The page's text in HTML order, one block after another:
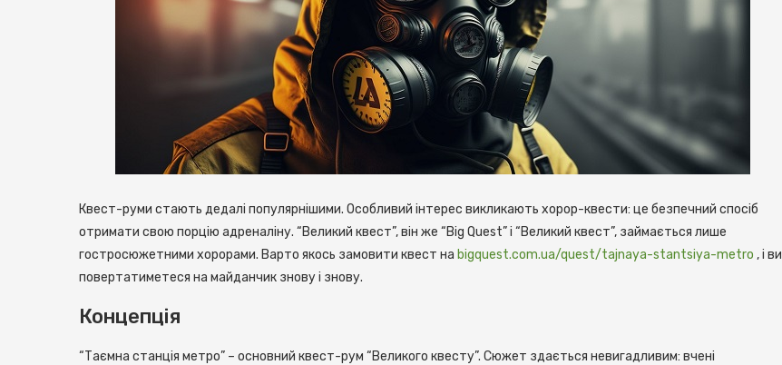
Квест-руми стають дедалі популярнішими. Особливий інтерес викликають хорор-квести: це безпечний спосіб
отримати свою порцію адреналіну. “Великий квест”, він же “Big Quest” і “Великий квест”, займається лише
гостросюжетними хорорами. Варто якось замовити квест на bigquest.com.ua/quest/tajnaya-stantsiya-metro , і ви
повертатиметеся на майданчик знову і знову.
Концепція
“Таємна станція метро” – основний квест-рум “Великого квесту”. Сюжет здається невигадливим: вчені